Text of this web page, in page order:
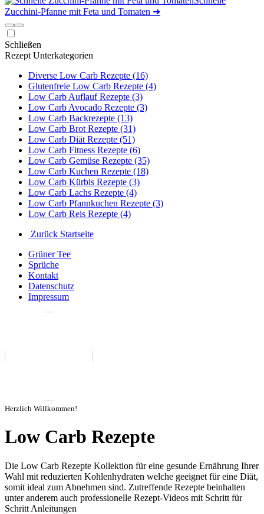
Zucchini-Pfanne mit Feta und Tomaten ➜
Schließen
Rezept Unterkategorien
Diverse Low Carb Rezepte (16)
Glutenfreie Low Carb Rezepte (4)
Low Carb Auflauf Rezepte (3)
Low Carb Avocado Rezepte (3)
Low Carb Backrezepte (13)
Low Carb Brot Rezepte (31)
Low Carb Diät Rezepte (51)
Low Carb Fitness Rezepte (6)
Low Carb Gemüse Rezepte (35)
Low Carb Kuchen Rezepte (18)
Low Carb Kürbis Rezepte (3)
Low Carb Lachs Rezepte (4)
Low Carb Pfannkuchen Rezepte (3)
Low Carb Reis Rezepte (4)
Zurück Startseite
Grüner Tee
Sprüche
Kontakt
Datenschutz
Impressum
Herzlich Willkommen!
Low Carb Rezepte
Die Low Carb Rezepte Kollektion für eine gesunde Ernährung Ihrer
Wahl mit reduzierten Kohlenhydraten welche geeignet für eine Diät,
somit ideal zum Abnehmen sind. Zutreffende Rezepte beinhalten
unter anderem auch professionelle Rezept-Videos mit Schritt für
Schritt Anleitungen